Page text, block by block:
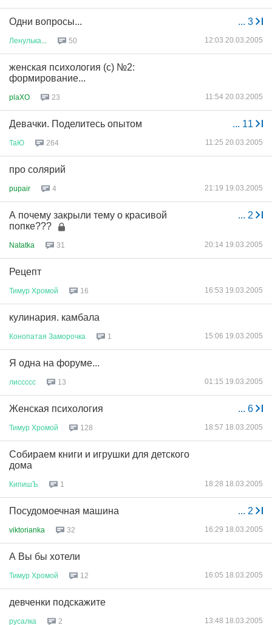
... 3
Одни вопросы...
Ленулька 50 12:03 20.03.2005
женская психология (с) №2:
формирование...
plaXO 23 11:54 20.03.2005
... 11
Девачки. Поделитесь опытом
ТаЮ 264 11:25 20.03.2005
про солярий
pupair 4 21:19 19.03.2005
... 2
А почему закрыли тему о красивой
попке???
Natatka 31 20:14 19.03.2005
Рецепт
Тимур Хромой 16 16:53 19.03.2005
кулинария. камбала
Конопатая Заморочка 1 15:06 19.03.2005
Я одна на форуме...
лиссссс 13 01:15 19.03.2005
... 6
Женская психология
Тимур Хромой 128 18:57 18.03.2005
Cобираем книги и игрушки для детского
дома
КипишЪ 1 18:28 18.03.2005
... 2
Посудомоечная машина
viktorianka 32 16:29 18.03.2005
А Вы бы хотели
Тимур Хромой 12 16:05 18.03.2005
девченки подскажите
русалка 2 13:48 18.03.2005